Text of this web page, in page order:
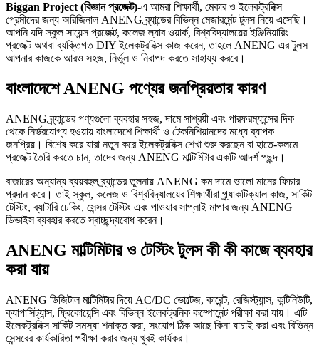
Biggan Project (বিজ্ঞান প্রজেক্ট)-এ আমরা শিক্ষার্থী, মেকার ও ইলেকট্রনিক্স
প্রেমীদের জন্য অরিজিনাল ANENG ব্র্যান্ডের বিভিন্ন মেজারমেন্ট টুলস নিয়ে এসেছি।
আপনি যদি স্কুল সায়েন্স প্রজেক্ট, কলেজ ল্যাব ওয়ার্ক, বিশ্ববিদ্যালয়ের ইঞ্জিনিয়ারিং
প্রজেক্ট অথবা ব্যক্তিগত DIY ইলেকট্রনিক্স কাজ করেন, তাহলে ANENG এর টুলস
আপনার কাজকে আরও সহজ, নির্ভুল ও নিরাপদ করতে সাহায্য করবে।
বাংলাদেশে ANENG পণ্যের জনপ্রিয়তার কারণ
ANENG ব্র্যান্ডের পণ্যগুলো ব্যবহার সহজ, দামে সাশ্রয়ী এবং পারফরম্যান্সের দিক
থেকে নির্ভরযোগ্য হওয়ায় বাংলাদেশে শিক্ষার্থী ও টেকনিশিয়ানদের মধ্যে ব্যাপক
জনপ্রিয়। বিশেষ করে যারা নতুন করে ইলেকট্রনিক্স শেখা শুরু করছেন বা হাতে-কলমে
প্রজেক্ট তৈরি করতে চান, তাদের জন্য ANENG মাল্টিমিটার একটি আদর্শ পছন্দ।
বাজারের অন্যান্য ব্যয়বহুল ব্র্যান্ডের তুলনায় ANENG কম দামে ভালো মানের ফিচার
প্রদান করে। তাই স্কুল, কলেজ ও বিশ্ববিদ্যালয়ের শিক্ষার্থীরা প্র্যাকটিক্যাল কাজ, সার্কিট
টেস্টিং, ব্যাটারি চেকিং, সেন্সর টেস্টিং এবং পাওয়ার সাপ্লাই মাপার জন্য ANENG
ডিভাইস ব্যবহার করতে স্বাচ্ছন্দ্যবোধ করেন।
ANENG মাল্টিমিটার ও টেস্টিং টুলস কী কী কাজে ব্যবহার
করা যায়
ANENG ডিজিটাল মাল্টিমিটার দিয়ে AC/DC ভোল্টেজ, কারেন্ট, রেজিস্ট্যান্স, কন্টিনিউটি,
ক্যাপাসিট্যান্স, ফ্রিকোয়েন্সি এবং বিভিন্ন ইলেকট্রনিক কম্পোনেন্ট পরীক্ষা করা যায়। এটি
ইলেকট্রনিক্স সার্কিট সমস্যা শনাক্ত করা, সংযোগ ঠিক আছে কিনা যাচাই করা এবং বিভিন্ন
সেন্সরের কার্যকারিতা পরীক্ষা করার জন্য খুবই কার্যকর।